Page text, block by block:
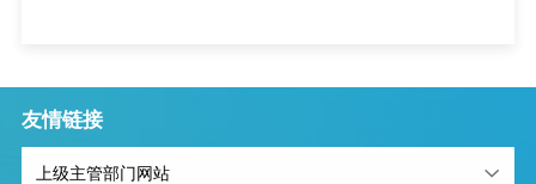
友情链接
上级主管部门网站